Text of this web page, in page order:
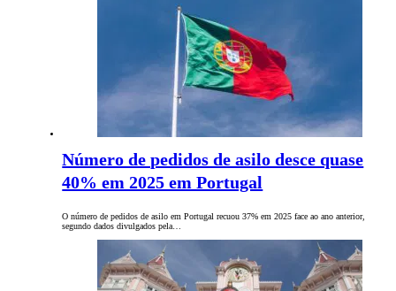
Número de pedidos de asilo desce quase
40% em 2025 em Portugal
O número de pedidos de asilo em Portugal recuou 37% em 2025 face ao ano anterior,
segundo dados divulgados pela…